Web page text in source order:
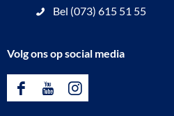
Bel (073) 615 51 55
Volg ons op social media
F
Y
I